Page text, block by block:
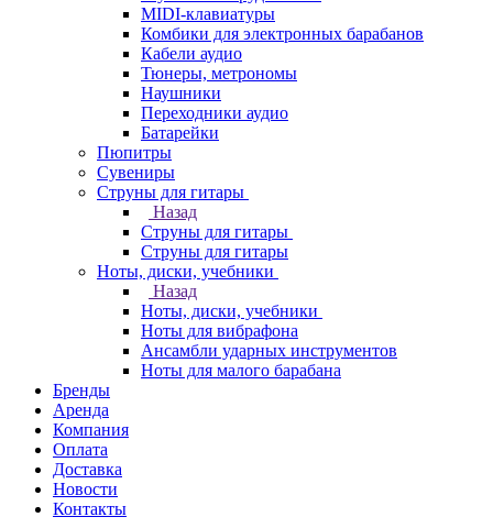
MIDI-клавиатуры
Комбики для электронных барабанов
Кабели аудио
Тюнеры, метрономы
Наушники
Переходники аудио
Батарейки
Пюпитры
Сувениры
Струны для гитары
Назад
Струны для гитары
Струны для гитары
Ноты, диски, учебники
Назад
Ноты, диски, учебники
Ноты для вибрафона
Ансамбли ударных инструментов
Ноты для малого барабана
Бренды
Аренда
Компания
Оплата
Доставка
Новости
Контакты